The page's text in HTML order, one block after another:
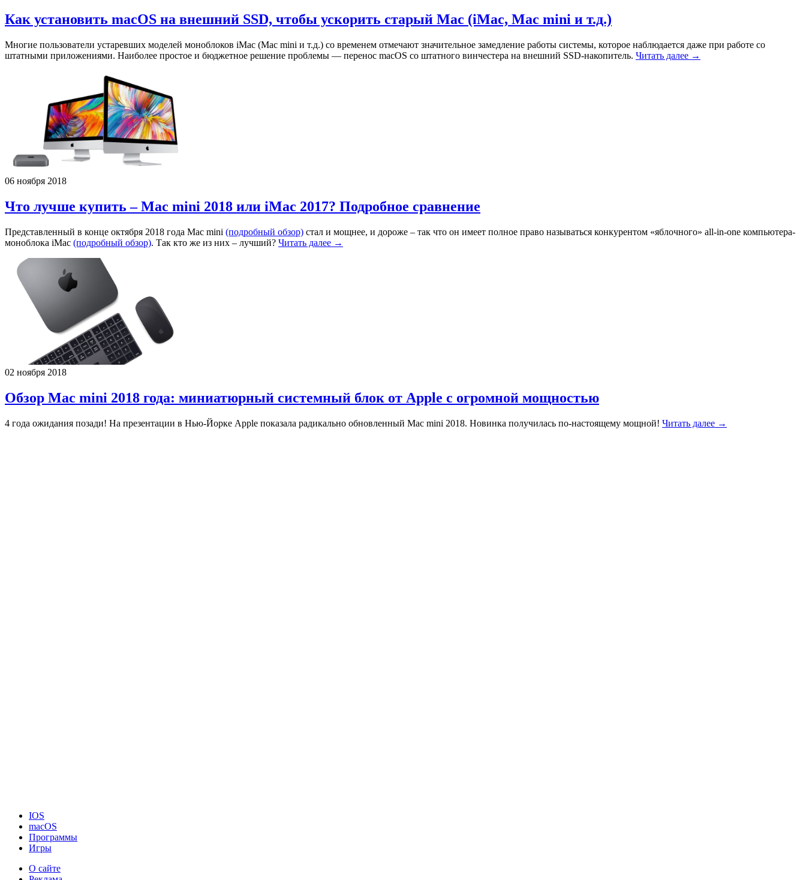
Как установить macOS на внешний SSD, чтобы ускорить старый Mac (iMac, Mac mini и т.д.)
Многие пользователи устаревших моделей моноблоков iMac (Mac mini и т.д.) со временем отмечают значительное замедление работы системы, которое наблюдается даже при работе со
штатными приложениями. Наиболее простое и бюджетное решение проблемы — перенос macOS со штатного винчестера на внешний SSD-накопитель. Читать далее →
06 ноября 2018
Что лучше купить – Mac mini 2018 или iMac 2017? Подробное сравнение
Представленный в конце октября 2018 года Mac mini (подробный обзор) стал и мощнее, и дороже – так что он имеет полное право называться конкурентом «яблочного» all-in-one компьютера-
моноблока iMac (подробный обзор). Так кто же из них – лучший? Читать далее →
02 ноября 2018
Обзор Mac mini 2018 года: миниатюрный системный блок от Apple с огромной мощностью
4 года ожидания позади! На презентации в Нью-Йорке Apple показала радикально обновленный Mac mini 2018. Новинка получилась по-настоящему мощной! Читать далее →
IOS
macOS
Программы
Игры
О сайте